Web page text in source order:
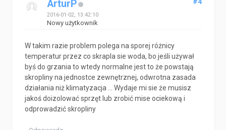
ArturP
2016-01-02, 13:42:10
Nowy użytkownik
W takim razie problem polega na sporej różnicy
temperatur przez co skrapla sie woda, bo jeśli używał
byś do grzania to wtedy normalne jest to że powstają
skropliny na jednostce zewnętrznej, odwrotna zasada
działania niż klimatyzacja ... Wydaje mi sie że musisz
jakoś doizolować sprzęt lub zrobić mise ociekową i
odprowadzić skropliny